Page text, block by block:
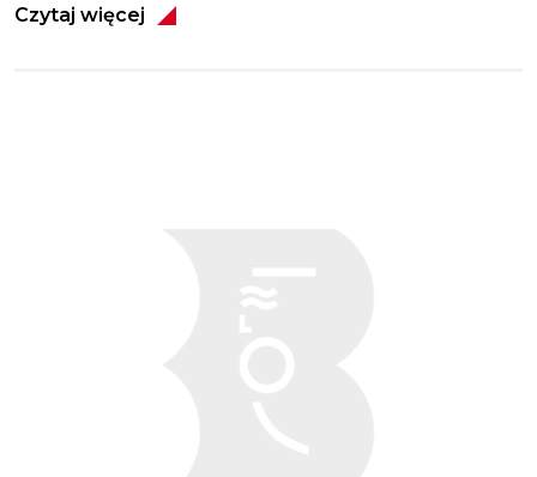
Czytaj więcej